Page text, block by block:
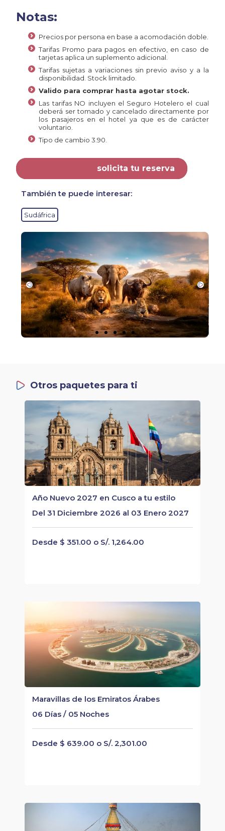
Notas:
Precios por persona en base a acomodación doble.
Tarifas Promo para pagos en efectivo, en caso de
tarjetas aplica un suplemento adicional.
Tarifas sujetas a variaciones sin previo aviso y a la
disponibilidad. Stock limitado.
Valido para comprar hasta agotar stock.
Las tarifas NO incluyen el Seguro Hotelero el cual
deberá ser tomado y cancelado directamente por
los pasajeros en el hotel ya que es de carácter
voluntario.
Tipo de cambio 3.90.
solicita tu reserva
También te puede interesar:
Sudáfrica
Otros paquetes para ti
Año Nuevo 2027 en Cusco a tu estilo
Del 31 Diciembre 2026 al 03 Enero 2027
Desde $ 351.00 o S/. 1,264.00
Maravillas de los Emiratos Árabes
06 Días / 05 Noches
Desde $ 639.00 o S/. 2,301.00